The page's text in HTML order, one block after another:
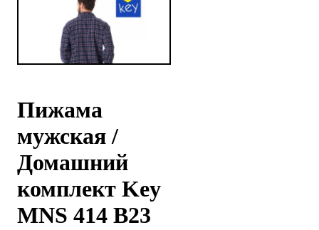
Пижама
мужская /
Домашний
комплект Key
MNS 414 B23